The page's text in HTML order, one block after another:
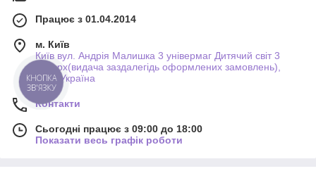
Працює з 01.04.2014
м. Київ
Київ вул. Андрія Малишка 3 універмаг Дитячий світ 3
поверх(видача заздалегідь оформлених замовлень),
Київ, Україна
Контакти
Сьогодні працює з 09:00 до 18:00
Показати весь графік роботи
КНОПКА
ЗВ'ЯЗКУ